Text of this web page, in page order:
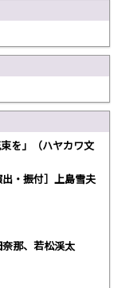
を」（ハヤカワ文
・振付］上島雪夫
那、若松渓太